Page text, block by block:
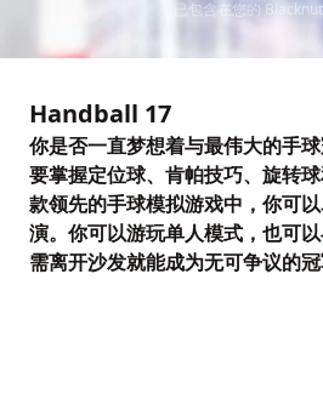
已包含在您的
Handball 17
你是否一直梦想着与最伟大的手
要掌握定位球、肯帕技巧、旋转
款领先的手球模拟游戏中，你可
演。你可以游玩单人模式，也可
需离开沙发就能成为无可争议的冠